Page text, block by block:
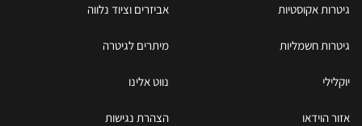
גיטרות אקוסטיות אביזרים וציוד נלווה
גיטרות חשמליות מיתרים לגיטרה
יוקלילי נווט אלינו
אזור הוידאו הצהרת נגישות